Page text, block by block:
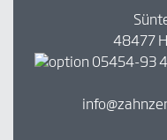
48477
05454-93